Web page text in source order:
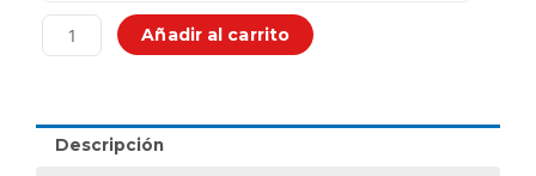
13
RE
cantidad
Añadir al carrito
Descripción